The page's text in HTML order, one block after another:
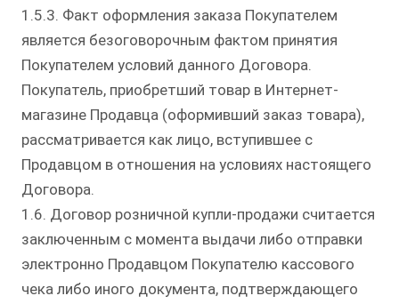
1.5.3. Факт оформления заказа Покупателем
является безоговорочным фактом принятия
Покупателем условий данного Договора.
Покупатель, приобретший товар в Интернет-
магазине Продавца (оформивший заказ товара),
рассматривается как лицо, вступившее с
Продавцом в отношения на условиях настоящего
Договора.
1.6. Договор розничной купли-продажи считается
заключенным с момента выдачи либо отправки
электронно Продавцом Покупателю кассового
чека либо иного документа, подтверждающего